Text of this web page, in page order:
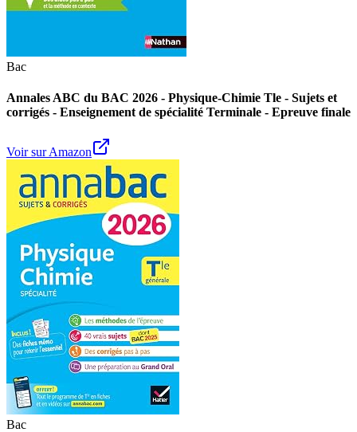
Bac
Annales ABC du BAC 2026 - Physique-Chimie Tle - Sujets et
corrigés - Enseignement de spécialité Terminale - Epreuve finale
Voir sur Amazon
Bac